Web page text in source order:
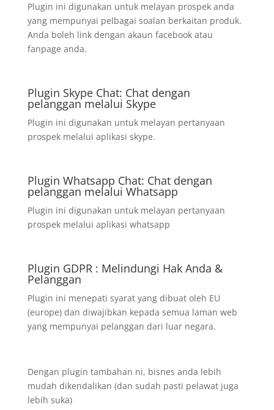
Plugin ini digunakan untuk melayan prospek anda
yang mempunyai pelbagai soalan berkaitan produk.
Anda boleh link dengan akaun facebook atau
fanpage anda.
Plugin Skype Chat: Chat dengan
pelanggan melalui Skype
Plugin ini digunakan untuk melayan pertanyaan
prospek melalui aplikasi skype.
Plugin Whatsapp Chat: Chat dengan
pelanggan melalui Whatsapp
Plugin ini digunakan untuk melayan pertanyaan
prospek melalui aplikasi whatsapp
Plugin GDPR : Melindungi Hak Anda &
Pelanggan
Plugin ini menepati syarat yang dibuat oleh EU
(europe) dan diwajibkan kepada semua laman web
yang mempunyai pelanggan dari luar negara.
Dengan plugin tambahan ni, bisnes anda lebih
mudah dikendalikan (dan sudah pasti pelawat juga
lebih suka)